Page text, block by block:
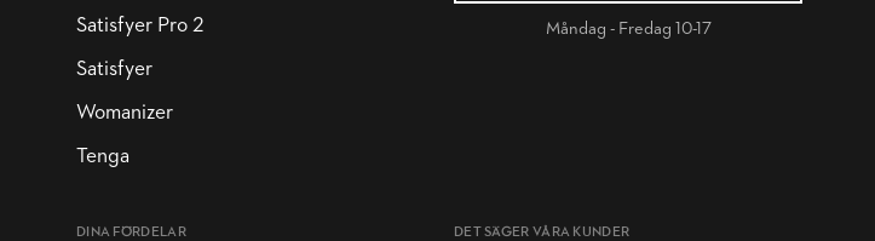
Måndag - Fredag 10-17
Satisfyer Pro 2
Satisfyer
Womanizer
Tenga
DINA FÖRDELAR DET SÄGER VÅRA KUNDER